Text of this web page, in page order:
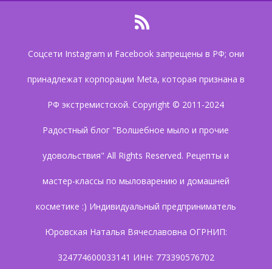
Соцсети Instagram и Facebook запрещены в РФ; они
принадлежат корпорации Meta, которая признана в
РФ экстремистской. Copyright © 2011-2024
Радостный блог "Волшебное мыло и прочие
удовольствия" All Rights Reserved. Рецепты и
мастер-классы по мыловарению и домашней
косметике :) Индивидуальный предприниматель
Юровская Наталья Вячеславовна ОГРНИП:
324774600033141 ИНН: 773390576702